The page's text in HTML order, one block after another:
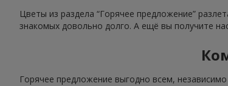
Цветы из раздела “Горячее предложение”
знакомых довольно долго. А ещё вы получите
Горячее предложение выгодно всем,